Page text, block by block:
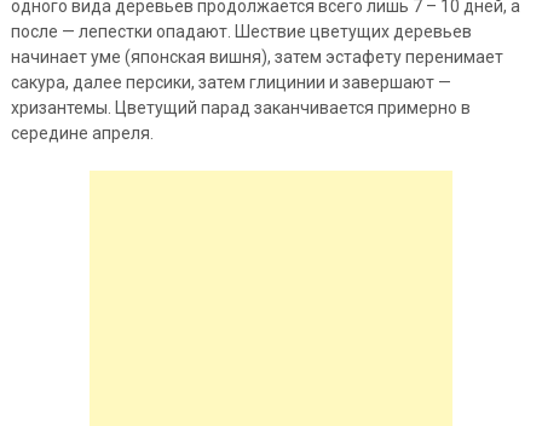
одного вида деревьев продолжается всего лишь 7 – 10 дней, а
после — лепестки опадают. Шествие цветущих деревьев
начинает уме (японская вишня), затем эстафету перенимает
сакура, далее персики, затем глицинии и завершают —
хризантемы. Цветущий парад заканчивается примерно в
середине апреля.